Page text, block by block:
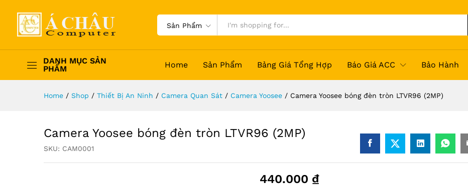
Sản Phẩm
DANH MỤC SẢN
PHẨM
Home Sản Phẩm Bảng Giá Tổng Hợp Báo Giá ACC Bảo Hành
Home / Shop / Thiết Bị An Ninh / Camera Quan Sát / Camera Yoosee / Camera Yoosee bóng đèn tròn LTVR96 (2MP)
Camera Yoosee bóng đèn tròn LTVR96 (2MP)
SKU: CAM0001
440.000 ₫